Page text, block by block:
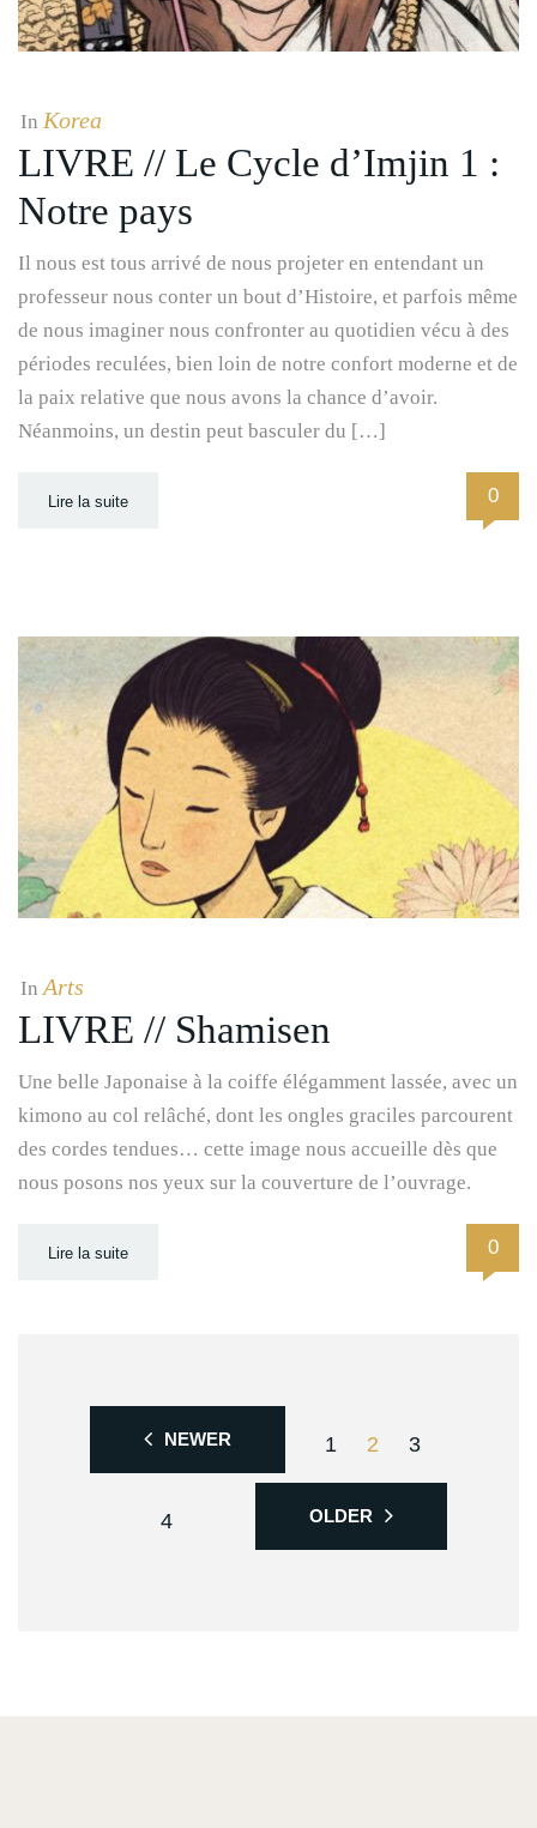
In Korea
LIVRE // Le Cycle d’Imjin 1 :
Notre pays
Il nous est tous arrivé de nous projeter en entendant un
professeur nous conter un bout d’Histoire, et parfois même
de nous imaginer nous confronter au quotidien vécu à des
périodes reculées, bien loin de notre confort moderne et de
la paix relative que nous avons la chance d’avoir.
Néanmoins, un destin peut basculer du […]
Lire la suite 0
InArts
LIVRE // Shamisen
Une belle Japonaise à la coiffe élégamment lassée, avec un
kimono au col relâché, dont les ongles graciles parcourent
des cordes tendues… cette image nous accueille dès que
nous posons nos yeux sur la couverture de l’ouvrage.
Lire la suite 0
NEWER 1 2 3
4 OLDER